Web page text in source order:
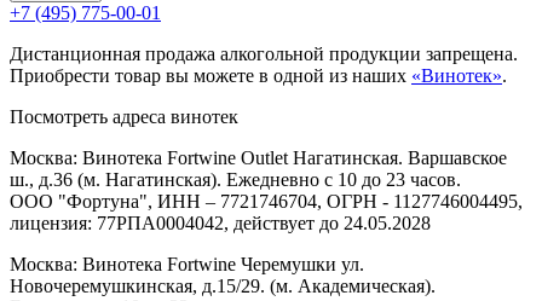
+7 (495) 775-00-01
Дистанционная продажа алкогольной продукции запрещена.
Приобрести товар вы можете в одной из наших «Винотек».
Посмотреть адреса винотек
Москва: Винотека Fortwine Outlet Нагатинская. Варшавское
ш., д.36 (м. Нагатинская). Ежедневно с 10 до 23 часов.
ООО "Фортуна", ИНН – 7721746704, ОГРН - 1127746004495,
лицензия: 77РПА0004042, действует до 24.05.2028
Москва: Винотека Fortwine Черемушки ул.
Новочеремушкинская, д.15/29. (м. Академическая).